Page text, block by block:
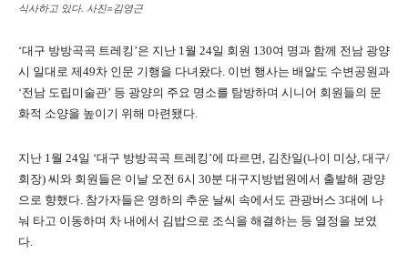
식사하고 있다. 사진=김영근
‘대구 방방곡곡 트레킹’은 지난 1월 24일 회원 130여 명과 함께 전남 광양
시 일대로 제49차 인문 기행을 다녀왔다 이번 행사는 배알도 수변공원과
‘전남 도립미술관’ 등 광양의 주요 명소를 탐방하며 시니어 회원들의 문
화적 소양을 높이기 위해 마련됐다
지난 1월 24일 ‘대구 방방곡곡 트레킹’에 따르면, 김찬일(나이 미상, 대구/
회장) 씨와 회원들은 이날 오전 6시 30분 대구지방법원에서 출발해 광양
으로 향했다 참가자들은 영하의 추운 날씨 속에서도 관광버스 3대에 나
눠 타고 이동하며 차 내에서 김밥으로 조식을 해결하는 등 열정을 보였
다